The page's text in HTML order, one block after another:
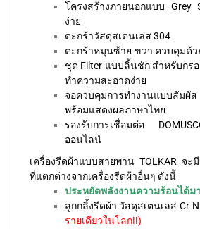
โครงสร้างภายนอกแบบ Grey
ง่าย
ตะกร้าวัสดุสเตนเลส 304
ตะกร้าหมุนซ้าย-ขวา ควบคุมด้ว
ชุด Filter แบบลิ้นชัก สำหรับกรอ
ทำความสะอาดง่าย
จอควบคุมการทำงานแบบสัมผัส
พร้อมแสดงผลภาษาไทย
รองรับการเชื่อมต่อ
ออนไลน์
เครื่องรีดผ้าแบบสายพาน TOLKAR จะ
ที่แตกต่างจากเครื่องรีดผ้าอื่นๆ ดังนี้
ประหยัดพลังงานความร้อนได้ม
ลูกกลิ้งรีดผ้า วัสดุสเตนเลส Cr-
รายเดียวในโลก!!)